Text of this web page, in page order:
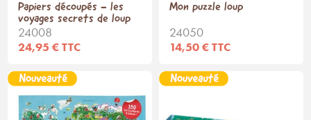
Papiers découpés - les
voyages secrets de loup
24008
24,95 € TTC
Mon puzzle loup
24050
14,50 € TTC